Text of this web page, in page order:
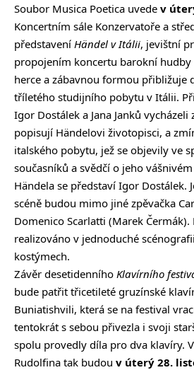
Soubor Musica Poetica uvede v
Koncertním sále Konzervatoře a
představení Händel v Itálii, jevištní
propojením koncertu barokní
herce a zábavnou formou přibližuje
tříletého studijního pobytu v Itálii.
Igor Dostálek a Jana Janků
popisují Händelovi životopisci, a
italského pobytu, jež se objevily ve
současníků a svědčí o jeho
Händela se představí Igor Dostálek.
scéně budou mimo jiné zpěvačka
Domenico Scarlatti (Marek Čermák).
realizováno v jednoduché
kostýmech.
Závěr desetidenního Klavírního
bude patřit třicetileté gruzínské
Buniatishvili, která se na festival
tentokrát s sebou přivezla i svoji
spolu provedly díla pro dva klavíry.
Rudolfina tak budou v úterý 28.